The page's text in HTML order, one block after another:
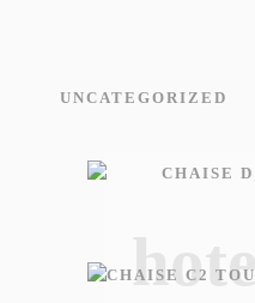
UNCATEGORIZED